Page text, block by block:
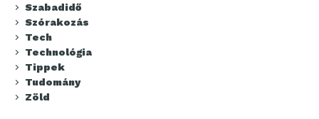
Szabadidő
Szórakozás
Tech
Technológia
Tippek
Tudomány
Zöld